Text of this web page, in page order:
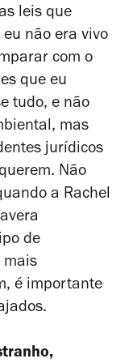
leis que
não era vivo
com o
que eu
tudo, e não
mas
jurídicos
Não
a Rachel
de
mais
é importante